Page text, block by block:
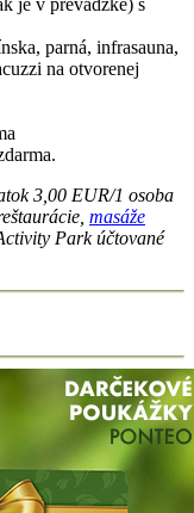
je v prevádzke) s
parná, infrasauna,
na otvorenej
3,00 EUR/1 osoba
masáže
Park účtované